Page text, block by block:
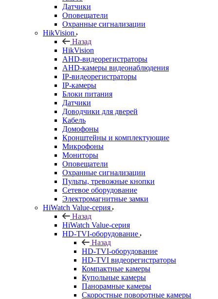
Датчики
Оповещатели
Охранные сигнализации
HikVision
Назад
HikVision
AHD-видеорегистраторы
AHD-камеры видеонаблюдения
IP-видеорегистраторы
IP-камеры
Блоки питания
Датчики
Доводчики для дверей
Кабель
Домофоны
Кронштейны и комплектующие
Микрофоны
Мониторы
Оповещатели
Охранные сигнализации
Пульты, тревожные кнопки
Сетевое оборудование
Электромагнитные замки
HiWatch Value-серия
Назад
HiWatch Value-серия
HD-TVI-оборудование
Назад
HD-TVI-оборудование
HD-TVI видеорегистраторы
Компактные камеры
Купольные камеры
Панорамные камеры
Скоростные поворотные камеры